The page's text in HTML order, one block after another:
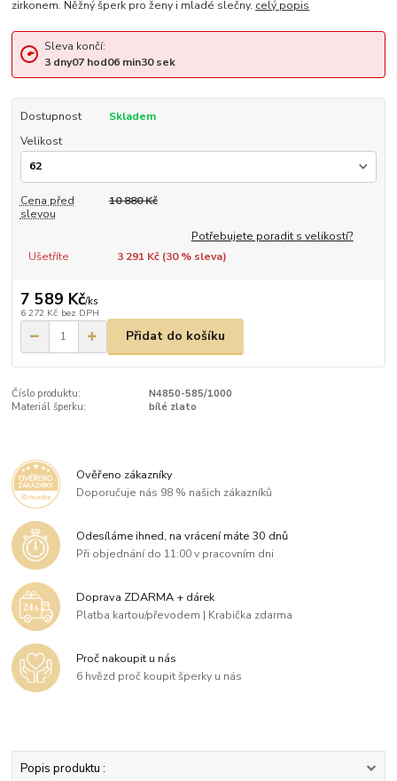
zirkonem. Něžný šperk pro ženy i mladé slečny. celý popis
Sleva končí:
3 dny07hod06min30sek
Dostupnost
Skladem
Velikost
Cena před
slevou
10 880 Kč
Potřebujete poradit s velikostí?
Ušetříte
3 291 Kč (30% sleva)
7 589 Kč/ks
6 272 Kč bez DPH
Přidat do košíku
Číslo produktu:
N4850-585/1000
Materiál šperku:
bílé zlato
Ověřeno zákazníky
Doporučuje nás 98 % našich zákazníků
Odesíláme ihned, na vrácení máte 30 dnů
Při objednání do 11:00 v pracovním dni
Doprava ZDARMA + dárek
Platba kartou/převodem | Krabička zdarma
Proč nakoupit u nás
6 hvězd proč koupit šperky u nás
Popis produktu :